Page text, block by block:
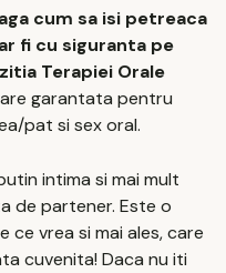
cum sa isi petreaca
fi cu siguranta pe
Terapiei Orale
garantata pentru
pat si sex oral.
intima si mai mult
de partener. Este o
vrea si mai ales, care
cuvenita! Daca nu iti